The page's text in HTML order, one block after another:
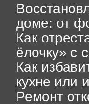
доме: от
Как
ёлочку» с
Как
кухне или
Ремонт